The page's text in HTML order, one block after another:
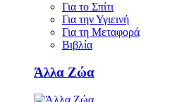
Για το Σπίτι
Για την Υγιεινή
Για τη Μεταφορά
Βιβλία
Άλλα Ζώα